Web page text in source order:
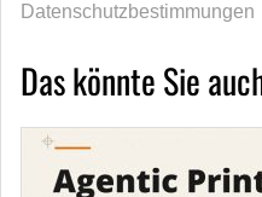
Datenschutzbestimmungen
Das könnte Sie